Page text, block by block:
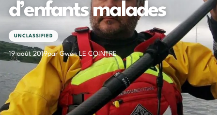
d’enfants malades
UNCLASSIFIED
19 août 2019par Gwen LE COINTRE